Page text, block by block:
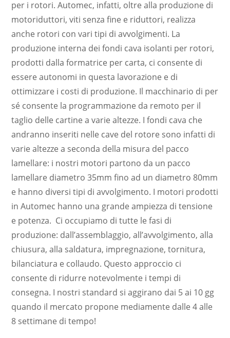
per i rotori. Automec, infatti, oltre alla produzione di
motoriduttori, viti senza fine e riduttori, realizza
anche rotori con vari tipi di avvolgimenti. La
produzione interna dei fondi cava isolanti per rotori,
prodotti dalla formatrice per carta, ci consente di
essere autonomi in questa lavorazione e di
ottimizzare i costi di produzione. Il macchinario di per
sé consente la programmazione da remoto per il
taglio delle cartine a varie altezze. I fondi cava che
andranno inseriti nelle cave del rotore sono infatti di
varie altezze a seconda della misura del pacco
lamellare: i nostri motori partono da un pacco
lamellare diametro 35mm fino ad un diametro 80mm
e hanno diversi tipi di avvolgimento. I motori prodotti
in Automec hanno una grande ampiezza di tensione
e potenza. Ci occupiamo di tutte le fasi di
produzione: dall’assemblaggio, all’avvolgimento, alla
chiusura, alla saldatura, impregnazione, tornitura,
bilanciatura e collaudo. Questo approccio ci
consente di ridurre notevolmente i tempi di
consegna. I nostri standard si aggirano dai 5 ai 10 gg
quando il mercato propone mediamente dalle 4 alle
8 settimane di tempo!